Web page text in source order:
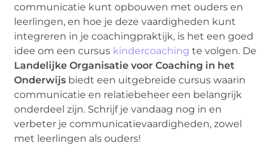
communicatie kunt opbouwen met ouders en
leerlingen, en hoe je deze vaardigheden kunt
integreren in je coachingpraktijk, is het een goed
idee om een cursus kindercoachingte volgen. De
Landelijke Organisatie voor Coaching in het
Onderwijs biedt een uitgebreide cursus waarin
communicatie en relatiebeheer een belangrijk
onderdeel zijn. Schrijf je vandaag nog in en
verbeter je communicatievaardigheden, zowel
met leerlingen als ouders!